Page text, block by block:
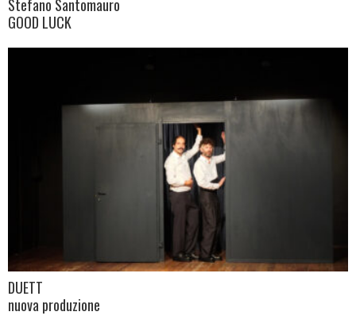
Stefano Santomauro
GOOD LUCK
DUETT
nuova produzione